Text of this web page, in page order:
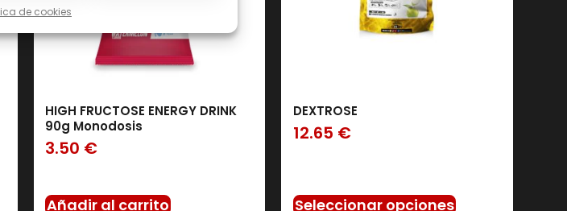
de cookies
HIGH FRUCTOSE ENERGY DRINK
90g Monodosis
3.50 €
Añadir al carrito
DEXTROSE
12.65 €
Seleccionar opciones